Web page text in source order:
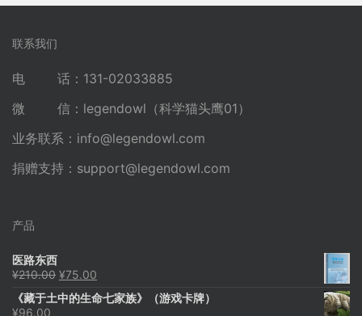
联系我们
电 话：131-02033885
微 信：legendowl（科学猫头鹰01）
业务联系： info@legendowl.com
捐赠支持： support@legendowl.com
产品
医路东西
¥210.00 原
为：
¥75.00
价
《藏于土中的生命七家族》（游戏卡牌）
¥96.00